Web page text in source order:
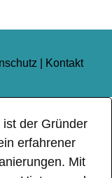
Kontakt
der Gründer
erfahrener
Mit